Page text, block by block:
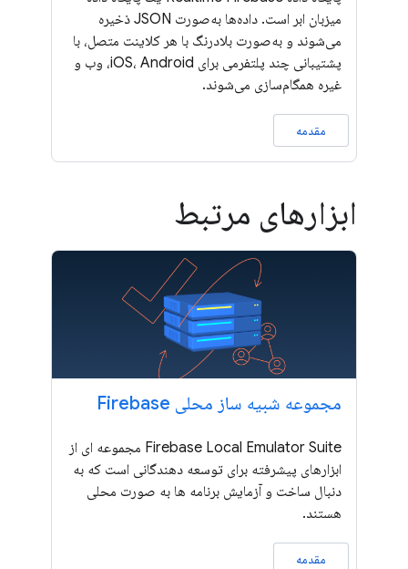
میزبان ابر است. داده‌ها به‌صورت JSON ذخیره
می‌شوند و به‌صورت بلادرنگ با هر کلاینت متصل، با
پشتیبانی چند پلتفرمی برای iOS، Android، وب و
غیره همگام‌سازی می‌شوند.
مقدمه
ابزارهای مرتبط
مجموعه شبیه ساز محلی Firebase
Firebase Local Emulator Suite مجموعه ای از
ابزارهای پیشرفته برای توسعه دهندگانی است که به
دنبال ساخت و آزمایش برنامه ها به صورت محلی
هستند.
مقدمه